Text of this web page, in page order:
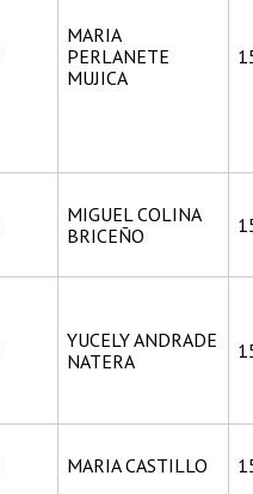
MARIA
PERLANETE
MUJICA
MIGUEL COLINA
BRICEÑO
YUCELY ANDRADE
NATERA
MARIA CASTILLO